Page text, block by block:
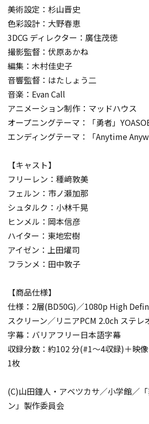
美術設定：杉山晋史
色彩設計：大野春恵
3DCG ディレクター：廣住茂徳
撮影監督：伏原あかね
編集：木村佳史子
音響監督：はたしょう二
音楽：Evan Call
アニメーション制作：マッドハウス
オープニングテーマ：「勇者」
エンディングテーマ：「Anytime
【キャスト】
フリーレン：種﨑敦美
フェルン：市ノ瀬加那
シュタルク：小林千晃
ヒンメル：岡本信彦
ハイター：東地宏樹
アイゼン：上田燿司
フランメ：田中敦子
【商品仕様】
仕様：2層(BD50G)／1080p High
スクリーン／リニアPCM 2.0ch ステレ
字幕：バリアフリー日本語字幕
収録分数：約102 分(#1～4収録)＋映像
1枚
(C)山田鐘人・アベツカサ／小学館／
ン」製作委員会